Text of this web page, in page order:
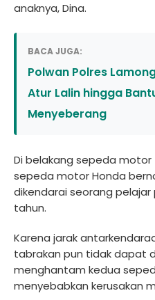
anaknya, Dina.
BACA JUGA:
Polwan Polres
Atur Lalin hingga
Menyeberang
Di belakang sepeda
sepeda motor Honda
dikendarai seorang pelajar
tahun.
Karena jarak
tabrakan pun tidak dapat
menghantam kedua
menyebabkan kerusakan